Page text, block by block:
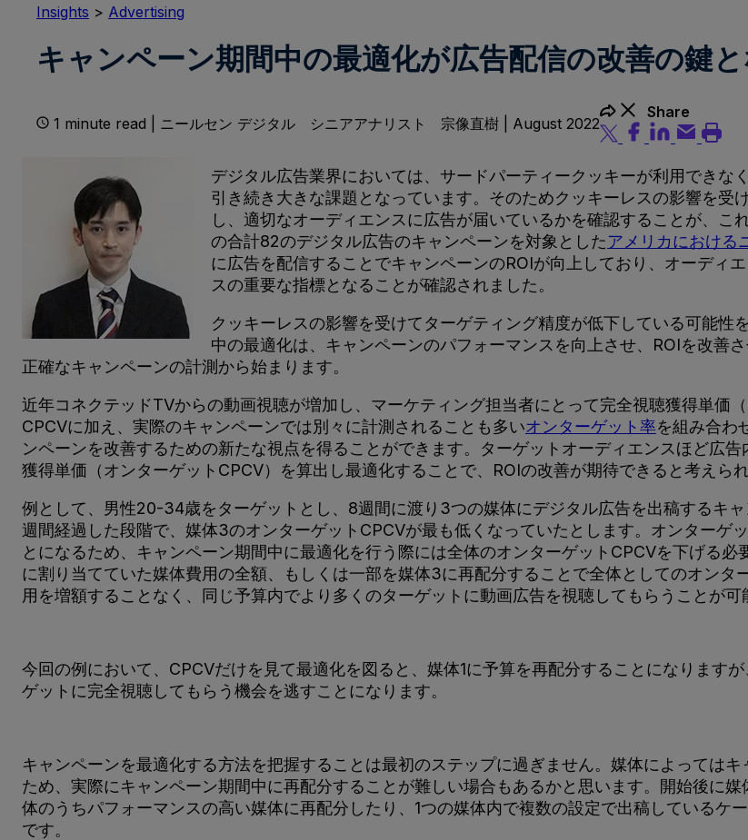
Insights > Advertising
キャンペーン期間中の最適化が広告配信の改善の鍵
1 minute read | ニールセン デジタル シニアアナリスト 宗像直樹 | August 2022
Share
デジタル広告業界においては、サードパーティークッキーが利用できな
引き続き大きな課題となっています。そのためクッキーレスの影響を
し、適切なオーディエンスに広告が届いているかを確認することが、
の合計82のデジタル広告のキャンペーンを対象としたアメリカにおける
に広告を配信することでキャンペーンのROIが向上しており、オーディ
スの重要な指標となることが確認されました。
クッキーレスの影響を受けてターゲティング精度が低下している可能
中の最適化は、キャンペーンのパフォーマンスを向上させ、ROIを改善
正確なキャンペーンの計測から始まります。
近年コネクテッドTVからの動画視聴が増加し、マーケティング担当者にとって完全視聴獲得単価
CPCVに加え、実際のキャンペーンでは別々に計測されることも多いオンターゲット率を組み合わ
ンペーンを改善するための新たな視点を得ることができます。ターゲットオーディエンスほど広
獲得単価（オンターゲットCPCV）を算出し最適化することで、ROIの改善が期待できると考えられ
例として、男性20-34歳をターゲットとし、8週間に渡り3つの媒体にデジタル広告を出稿するキ
週間経過した段階で、媒体3のオンターゲットCPCVが最も低くなっていたとします。オンターゲ
とになるため、キャンペーン期間中に最適化を行う際には全体のオンターゲットCPCVを下げる
に割り当てていた媒体費用の全額、もしくは一部を媒体3に再配分することで全体としてのオン
用を増額することなく、同じ予算内でより多くのターゲットに動画広告を視聴してもらうことが可
今回の例において、CPCVだけを見て最適化を図ると、媒体1に予算を再配分することになります
ゲットに完全視聴してもらう機会を逃すことになります。
キャンペーンを最適化する方法を把握することは最初のステップに過ぎません。媒体によっては
ため、実際にキャンペーン期間中に再配分することが難しい場合もあるかと思います。開始後に
体のうちパフォーマンスの高い媒体に再配分したり、1つの媒体内で複数の設定で出稿しているケ
です。